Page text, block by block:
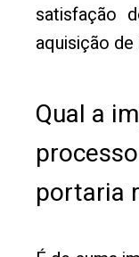
satisfação
aquisição
Qual a
portaria